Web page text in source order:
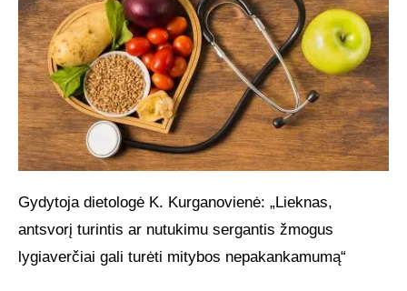
Gydytoja dietologė K. Kurganovienė: „Lieknas,
antsvorį turintis ar nutukimu sergantis žmogus
lygiaverčiai gali turėti mitybos nepakankamumą“